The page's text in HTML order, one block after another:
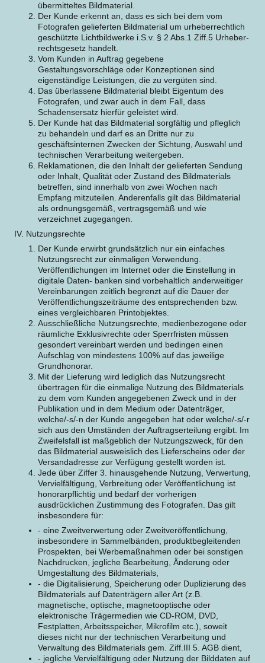
übermitteltes Bildmaterial.
Der Kunde erkennt an, dass es sich bei dem vom
Fotografen gelieferten Bildmaterial um urheberrechtlich
geschützte Lichtbildwerke i.S.v. § 2 Abs.1 Ziff.5 Urheber-
rechtsgesetz handelt.
Vom Kunden in Auftrag gegebene
Gestaltungsvorschläge oder Konzeptionen sind
eigenständige Leistungen, die zu vergüten sind.
Das überlassene Bildmaterial bleibt Eigentum des
Fotografen, und zwar auch in dem Fall, dass
Schadensersatz hierfür geleistet wird.
Der Kunde hat das Bildmaterial sorgfältig und pfleglich
zu behandeln und darf es an Dritte nur zu
geschäftsinternen Zwecken der Sichtung, Auswahl und
technischen Verarbeitung weitergeben.
Reklamationen, die den Inhalt der gelieferten Sendung
oder Inhalt, Qualität oder Zustand des Bildmaterials
betreffen, sind innerhalb von zwei Wochen nach
Empfang mitzuteilen. Anderenfalls gilt das Bildmaterial
als ordnungsgemäß, vertragsgemäß und wie
verzeichnet zugegangen.
IV. Nutzungsrechte
Der Kunde erwirbt grundsätzlich nur ein einfaches
Nutzungsrecht zur einmaligen Verwendung.
Veröffentlichungen im Internet oder die Einstellung in
digitale Daten- banken sind vorbehaltlich anderweitiger
Vereinbarungen zeitlich begrenzt auf die Dauer der
Veröffentlichungszeiträume des entsprechenden bzw.
eines vergleichbaren Printobjektes.
Ausschließliche Nutzungsrechte, medienbezogene oder
räumliche Exklusivrechte oder Sperrfristen müssen
gesondert vereinbart werden und bedingen einen
Aufschlag von mindestens 100% auf das jeweilige
Grundhonorar.
Mit der Lieferung wird lediglich das Nutzungsrecht
übertragen für die einmalige Nutzung des Bildmaterials
zu dem vom Kunden angegebenen Zweck und in der
Publikation und in dem Medium oder Datenträger,
welche/-s/-n der Kunde angegeben hat oder welche/-s/-r
sich aus den Umständen der Auftragserteilung ergibt. Im
Zweifelsfall ist maßgeblich der Nutzungszweck, für den
das Bildmaterial ausweislich des Lieferscheins oder der
Versandadresse zur Verfügung gestellt worden ist.
Jede über Ziffer 3. hinausgehende Nutzung, Verwertung,
Vervielfältigung, Verbreitung oder Veröffentlichung ist
honorarpflichtig und bedarf der vorherigen
ausdrücklichen Zustimmung des Fotografen. Das gilt
insbesondere für:
- eine Zweitverwertung oder Zweitveröffentlichung,
insbesondere in Sammelbänden, produktbegleitenden
Prospekten, bei Werbemaßnahmen oder bei sonstigen
Nachdrucken, jegliche Bearbeitung, Änderung oder
Umgestaltung des Bildmaterials,
- die Digitalisierung, Speicherung oder Duplizierung des
Bildmaterials auf Datenträgern aller Art (z.B.
magnetische, optische, magnetooptische oder
elektronische Trägermedien wie CD-ROM, DVD,
Festplatten, Arbeitsspeicher, Mikrofilm etc.), soweit
dieses nicht nur der technischen Verarbeitung und
Verwaltung des Bildmaterials gem. Ziff.III 5. AGB dient,
- jegliche Vervielfältigung oder Nutzung der Bilddaten auf